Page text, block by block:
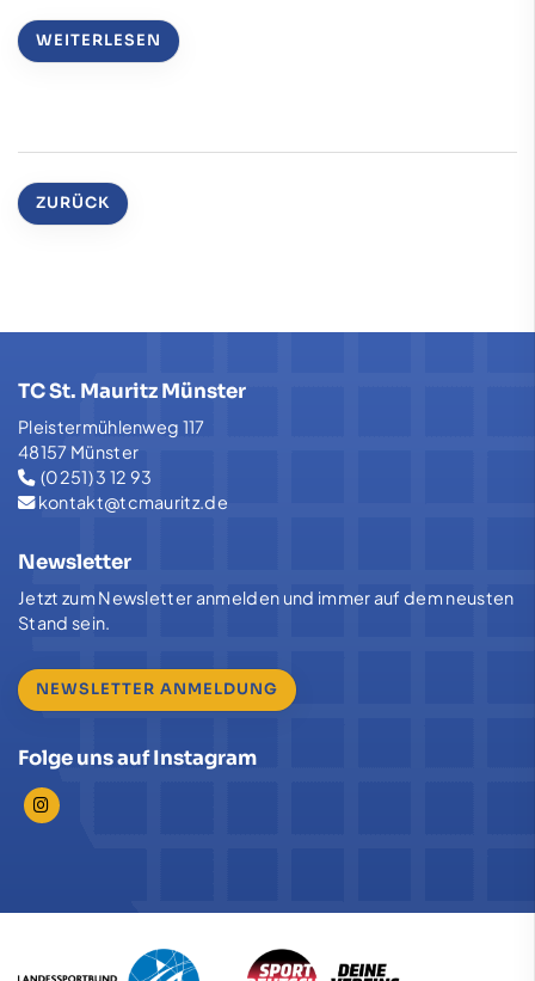
WEITERLESEN
ZURÜCK
TC St. Mauritz Münster
Pleistermühlenweg 117
48157 Münster
(0251) 3 12 93
kontakt@tcmauritz.de
Newsletter
Jetzt zum Newsletter anmelden und immer auf dem neusten
Stand sein.
NEWSLETTER ANMELDUNG
Folge uns auf Instagram